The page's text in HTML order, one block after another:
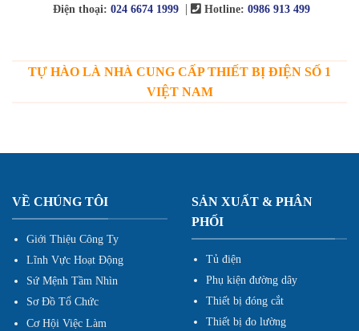
Điện thoại: 024 6674 1999 | Hotline: 0986 913 499
TỰ HÀO LÀ NHÀ CUNG CẤP THIẾT BỊ ĐIỆN SỐ 1
VIỆT NAM
VỀ CHÚNG TÔI
Giới Thiệu Công Ty
Lĩnh Vực Hoạt Động
Sứ Mệnh Tầm Nhìn
Sơ Đồ Tổ Chức
Cơ Hội Việc Làm
SẢN XUẤT & PHÂN
PHỐI
Tủ điện
Phụ kiện đường dây
Thiết bị đóng cắt
Thiết bị đo lường